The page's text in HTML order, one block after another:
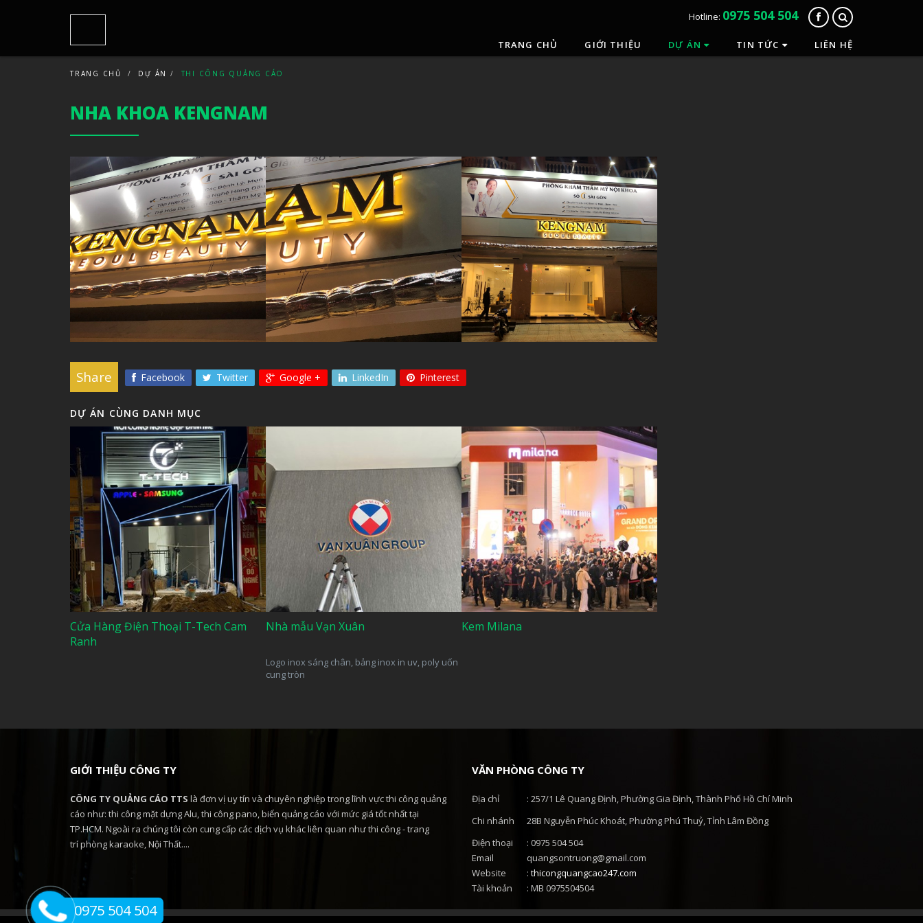
Hotline: 0975 504 504
TRANG CHỦ GIỚI THIỆU DỰ ÁN TIN TỨC LIÊN HỆ
TRANG CHỦ DỰ ÁN THI CÔNG QUẢNG CÁO
NHA KHOA KENGNAM
Share Facebook Twitter Google + LinkedIn Pinterest
DỰ ÁN CÙNG DANH MỤC
Cửa Hàng Điện Thoại T-Tech Cam
Ranh
Nhà mẫu Vạn Xuân
Logo inox sáng chân, bảng inox in uv, poly uốn
cung tròn
Kem Milana
GIỚI THIỆU CÔNG TY
CÔNG TY QUẢNG CÁO TTS là đơn vị uy tín và chuyên nghiệp trong lĩnh vực thi công quảng
cáo như: thi công mặt dựng Alu, thi công pano, biển quảng cáo với mức giá tốt nhất tại
TP.HCM. Ngoài ra chúng tôi còn cung cấp các dịch vụ khác liên quan như thi công - trang
trí phòng karaoke, Nội Thất....
VĂN PHÒNG CÔNG TY
Địa chỉ
Chi nhánh
: 257/1 Lê Quang Định, Phường Gia Định, Thành Phố Hồ Chí Minh
28B Nguyễn Phúc Khoát, Phường Phú Thuỷ, Tỉnh Lâm Đồng
Điện thoại
: 0975 504 504
Email
quangsontruong@gmail.com
Website
: thicongquangcao247.com
Tài khoản
: MB 0975504504
0975 504 504